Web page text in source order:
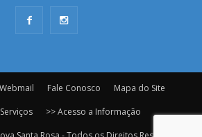
Webmail Fale Conosco
Mapa do Site
>> Acesso a Informação